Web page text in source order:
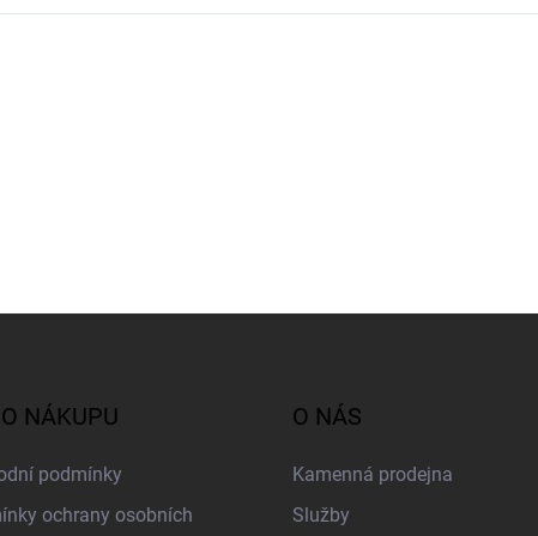
NÁKUPU
podmínky
ochrany osobních
O NÁS
Kamenná prodejna
Služby